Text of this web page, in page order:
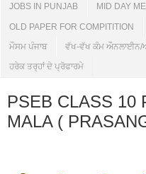
JOBS IN PUNJAB MID DAY
OLD PAPER FOR COMPITITION
ਮੌਸਮ ਪੰਜਾਬ ਵੱਖ-ਵੱਖ ਕੰਮ ਔਨਲਾਈਨ/
ਹਰੇਕ ਤਰ੍ਹਾਂ ਦੇ ਪ੍ਰੋਫਾਰਮੇ
PSEB CLASS 10
MALA (